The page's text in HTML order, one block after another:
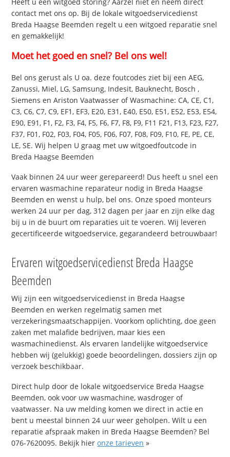
contact met ons op. Bij de lokale witgoedservicedienst
Breda Haagse Beemden regelt u een witgoed reparatie snel
en gemakkelijk!
Moet het goed en snel? Bel ons wel!
Bel ons gerust als U oa. deze foutcodes ziet bij een AEG,
Zanussi, Miel, LG, Samsung, Indesit, Bauknecht, Bosch ,
Siemens en Ariston Vaatwasser of Wasmachine: CA, CE, C1,
C3, C6, C7, C9, EF1, EF3, E20, E31, E40, E50, E51, E52, E53, E54,
E90, E91, F1, F2, F3, F4, F5, F6, F7, F8, F9, F11 F21, F13, F23, F27,
F37, F01, F02, F03, F04, F05, F06, F07, F08, F09, F10, FE, PE, CE,
LE, SE. Wij helpen U graag met uw witgoedfoutcode in
Breda Haagse Beemden
Vaak binnen 24 uur weer gerepareerd! Dus heeft u snel een
ervaren wasmachine reparateur nodig in Breda Haagse
Beemden en wenst u hulp, bel ons. Onze spoed monteurs
werken 24 uur per dag, 312 dagen per jaar en zijn elke dag
bij u in de buurt om reparaties uit te voeren. Wij leveren
gecertificeerde witgoedservice, gegarandeerd betrouwbaar!
Ervaren witgoedservicedienst Breda Haagse
Beemden
Wij zijn een witgoedservicedienst in Breda Haagse
Beemden en werken regelmatig samen met
verzekeringsmaatschappijen. Voorkom oplichting, doe geen
zaken met malafide bedrijven, maar kies een
wasmachinedienst. Als ervaren landelijke witgoedservice
hebben wij (gelukkig) goede beoordelingen, dossiers zijn op
verzoek beschikbaar.
Direct hulp door de lokale witgoedservice Breda Haagse
Beemden, ook voor uw wasmachine, wasdroger of
vaatwasser. Na uw melding komen we direct in actie en
bent u meestal binnen 24 uur weer geholpen. Wilt u een
reparatie afspraak maken in Breda Haagse Beemden? Bel
076-7620095. Bekijk hieronze tarieven »